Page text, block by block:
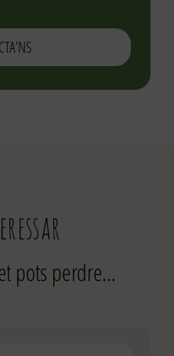
pots perdre…